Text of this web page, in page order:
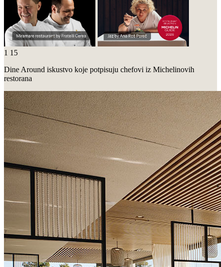
1 15
Dine Around iskustvo koje potpisuju chefovi iz Michelinovih
restorana